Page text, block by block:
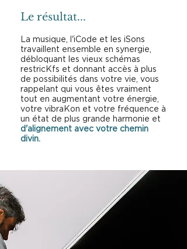
Le résultat...
La musique, l'iCode et les iSons
travaillent ensemble en synergie,
débloquant les vieux schémas
restricKfs et donnant accès à plus
de possibilités dans votre vie, vous
rappelant qui vous êtes vraiment
tout en augmentant votre énergie,
votre vibraKon et votre fréquence à
un état de plus grande harmonie et
d'alignement avec votre chemin
divin.